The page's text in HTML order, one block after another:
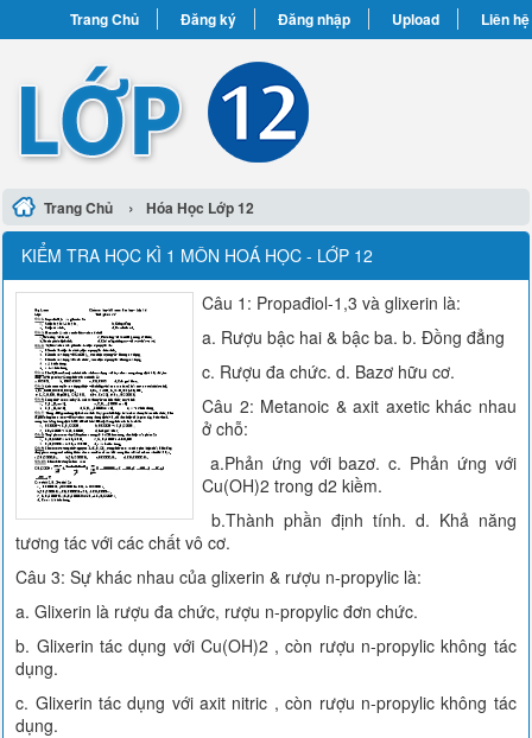
Trang Chủ Đăng ký Đăng nhập Upload Liên hệ
Trang Chủ › Hóa Học Lớp 12
KIỂM TRA HỌC KÌ 1 MÔN HOÁ HỌC - LỚP 12
Câu 1: Propađiol-1,3 và glixerin là:
a. Rượu bậc hai & bậc ba. b. Đồng đẳng
c. Rượu đa chức. d. Bazơ hữu cơ.
Câu 2: Metanoic & axit axetic khác nhau
ở chỗ:
a.Phản ứng với bazơ. c. Phản ứng với
Cu(OH)2 trong d2 kiềm.
b.Thành phần định tính. d. Khả năng
tương tác với các chất vô cơ.
Câu 3: Sự khác nhau của glixerin & rượu n-propylic là:
a. Glixerin là rượu đa chức, rượu n-propylic đơn chức.
b. Glixerin tác dụng với Cu(OH)2 , còn rượu n-propylic không tác
dụng.
c. Glixerin tác dụng với axit nitric , còn rượu n-propylic không tác
dụng.